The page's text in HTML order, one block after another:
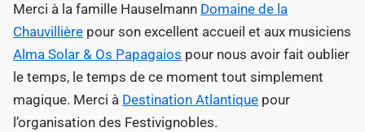
Merci à la famille Hauselmann Domaine de la
Chauvillière pour son excellent accueil et aux musiciens
Alma Solar & Os Papagaios pour nous avoir fait oublier
le temps, le temps de ce moment tout simplement
magique. Merci à Destination Atlantique pour
l’organisation des Festivignobles.